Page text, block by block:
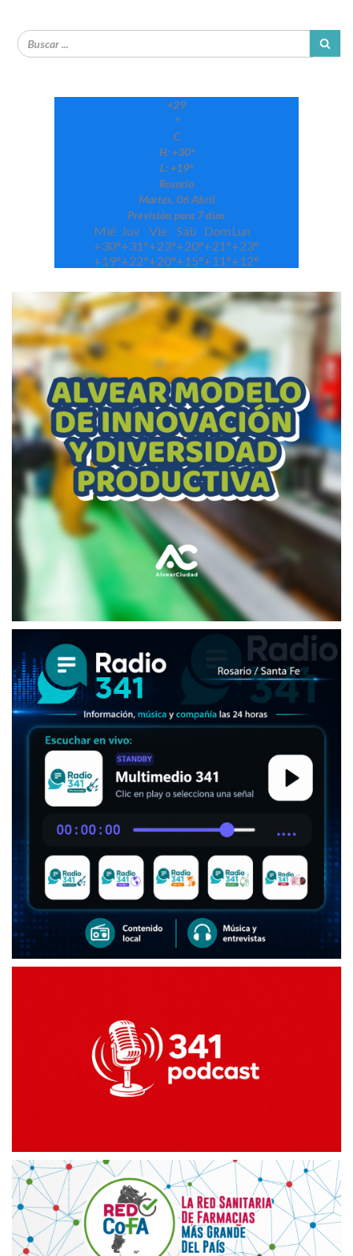
+29
°
C
H: +30°
L: +19°
Rosario
Martes, 06 Abril
Previsión para 7 días
Mié Juv Vie Sáb DomLun
+30°+31°+23°+20°+21°+23°
+19°+22°+20°+15°+11°+12°